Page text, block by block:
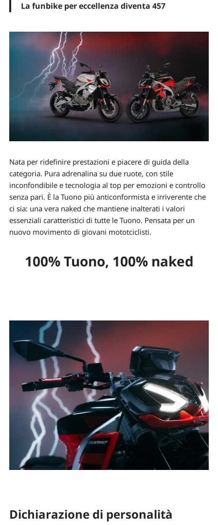
La funbike per eccellenza diventa 457
Nata per ridefinire prestazioni e piacere di guida della
categoria. Pura adrenalina su due ruote, con stile
inconfondibile e tecnologia al top per emozioni e controllo
senza pari. È la Tuono più anticonformista e irriverente che
ci sia: una vera naked che mantiene inalterati i valori
essenziali caratteristici di tutte le Tuono. Pensata per un
nuovo movimento di giovani mototciclisti.
100% Tuono, 100% naked
Dichiarazione di personalità